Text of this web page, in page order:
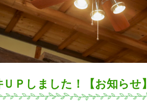
Ｐしました！【お知らせ】